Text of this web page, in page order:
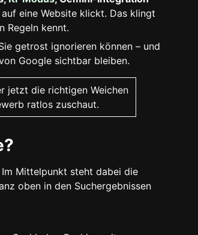
eine Website klickt. Das klingt
Regeln kennt.
getrost ignorieren können – und
Google sichtbar bleiben.
jetzt die richtigen Weichen
ratlos zuschaut.
Mittelpunkt steht dabei die
oben in den Suchergebnissen